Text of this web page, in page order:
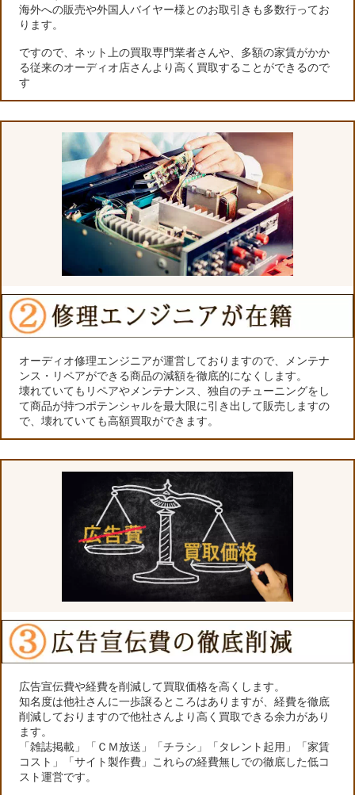
海外への販売や外国人バイヤー様とのお取引きも多数行ってお
ります。
ですので、ネット上の買取専門業者さんや、多額の家賃がかか
る従来のオーディオ店さんより高く買取することができるので
す
オーディオ修理エンジニアが運営しておりますので、メンテナ
ンス・リペアができる商品の減額を徹底的になくします。
壊れていてもリペアやメンテナンス、独自のチューニングをし
て商品が持つポテンシャルを最大限に引き出して販売しますの
で、壊れていても高額買取ができます。
広告宣伝費や経費を削減して買取価格を高くします。
知名度は他社さんに一歩譲るところはありますが、経費を徹底
削減しておりますので他社さんより高く買取できる余力があり
ます。
「雑誌掲載」「ＣＭ放送」「チラシ」「タレント起用」「家賃
コスト」「サイト製作費」これらの経費無しでの徹底した低コ
スト運営です。